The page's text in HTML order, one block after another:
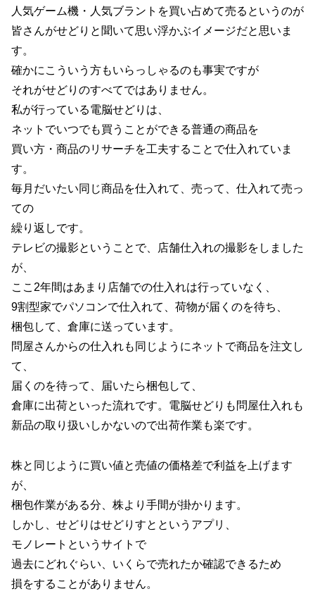
人気ゲーム機・人気ブラントを買い占めて売るというのが
皆さんがせどりと聞いて思い浮かぶイメージだと思いま
す。
確かにこういう方もいらっしゃるのも事実ですが
それがせどりのすべてではありません。
私が行っている電脳せどりは、
ネットでいつでも買うことができる普通の商品を
買い方・商品のリサーチを工夫することで仕入れていま
す。
毎月だいたい同じ商品を仕入れて、売って、仕入れて売っ
ての
繰り返しです。
テレビの撮影ということで、店舗仕入れの撮影をしました
が、
ここ2年間はあまり店舗での仕入れは行っていなく、
9割型家でパソコンで仕入れて、荷物が届くのを待ち、
梱包して、倉庫に送っています。
問屋さんからの仕入れも同じようにネットで商品を注文し
て、
届くのを待って、届いたら梱包して、
倉庫に出荷といった流れです。電脳せどりも問屋仕入れも
新品の取り扱いしかないので出荷作業も楽です。
株と同じように買い値と売値の価格差で利益を上げます
が、
梱包作業がある分、株より手間が掛かります。
しかし、せどりはせどりすとというアプリ、
モノレートというサイトで
過去にどれぐらい、いくらで売れたか確認できるため
損をすることがありません。